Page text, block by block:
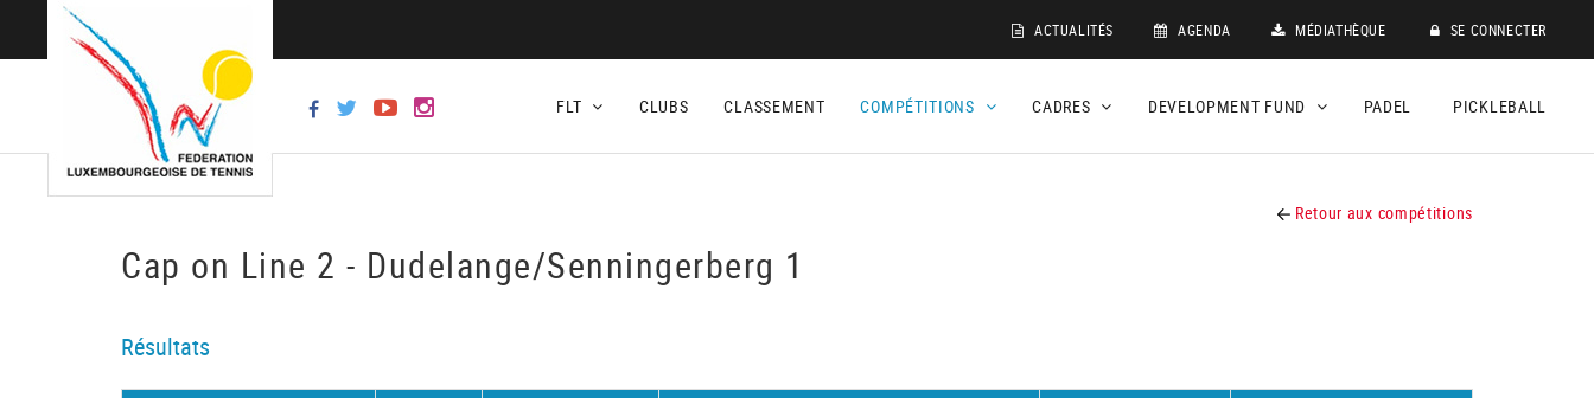
ACTUALITÉS AGENDA MÉDIATHÈQUE SE CONNECTER
FLT CLUBS CLASSEMENT COMPÉTITIONS CADRES DEVELOPMENT FUND PADEL PICKLEBALL
Retour aux compétitions
Cap on Line 2 - Dudelange/Senningerberg 1
Résultats